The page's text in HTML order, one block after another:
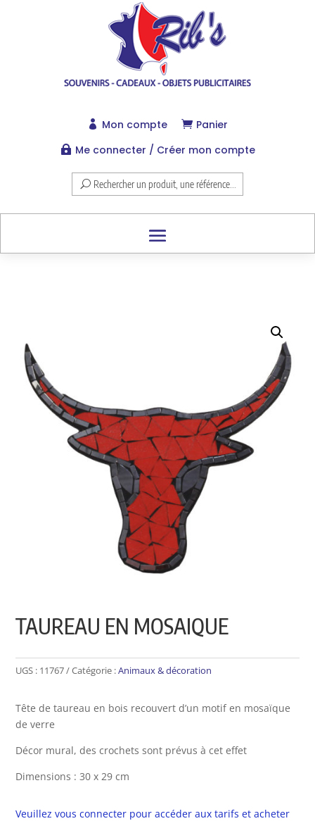
 Mon compte  Panier
 Me connecter / Créer mon compte
Rechercher un produit, une référence...
TAUREAU EN MOSAIQUE
UGS : 11767 Catégorie :Animaux & décoration
Tête de taureau en bois recouvert d’un motif en mosaïque
de verre
Décor mural, des crochets sont prévus à cet effet
Dimensions : 30 x 29 cm
Veuillez vous connecter pour accéder aux tarifs et acheter